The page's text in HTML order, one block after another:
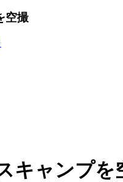
空撮
キャンプを